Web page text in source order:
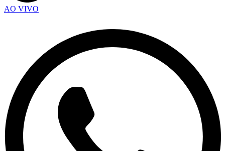
AO VIVO